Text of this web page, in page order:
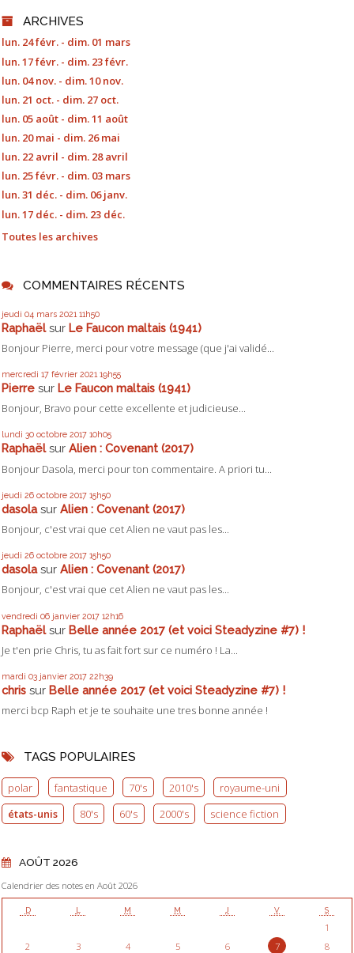
ARCHIVES
lun. 24 févr. - dim. 01 mars
lun. 17 févr. - dim. 23 févr.
lun. 04 nov. - dim. 10 nov.
lun. 21 oct. - dim. 27 oct.
lun. 05 août - dim. 11 août
lun. 20 mai - dim. 26 mai
lun. 22 avril - dim. 28 avril
lun. 25 févr. - dim. 03 mars
lun. 31 déc. - dim. 06 janv.
lun. 17 déc. - dim. 23 déc.
Toutes les archives
COMMENTAIRES RÉCENTS
jeudi 04 mars 2021 11h50
Raphaëlsur Le Faucon maltais (1941)
Bonjour Pierre, merci pour votre message (que j'ai validé...
mercredi 17 février 2021 19h55
Pierre sur Le Faucon maltais (1941)
Bonjour, Bravo pour cette excellente et judicieuse...
lundi 30 octobre 2017 10h05
Raphaëlsur Alien : Covenant (2017)
Bonjour Dasola, merci pour ton commentaire. A priori tu...
jeudi 26 octobre 2017 15h50
dasolasur Alien : Covenant (2017)
Bonjour, c'est vrai que cet Alien ne vaut pas les...
jeudi 26 octobre 2017 15h50
dasolasur Alien : Covenant (2017)
Bonjour, c'est vrai que cet Alien ne vaut pas les...
vendredi 06 janvier 2017 12h16
Raphaëlsur Belle année 2017 (et voici Steadyzine #7) !
Je t'en prie Chris, tu as fait fort sur ce numéro ! La...
mardi 03 janvier 2017 22h39
chris sur Belle année 2017 (et voici Steadyzine #7) !
merci bcp Raph et je te souhaite une tres bonne année !
TAGS POPULAIRES
polar fantastique 70's 2010's
royaume-uni
états-unis
80's 60's 2000's science fiction
AOÛT 2026
Calendrier des notes en Août 2026
D L M M J V S
1
2
3 4 5 6 7
8